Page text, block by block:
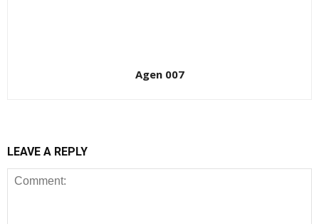
Agen 007
LEAVE A REPLY